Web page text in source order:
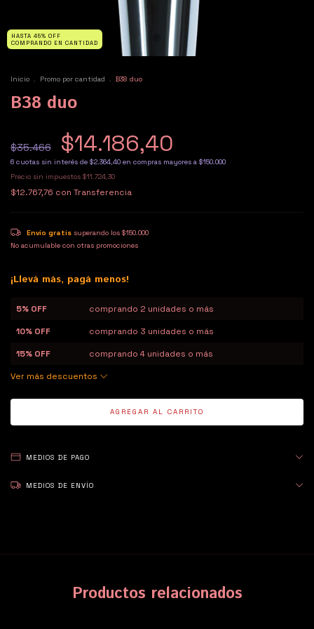
HASTA 45% OFF
COMPRANDO EN CANTIDAD
Inicio . Promo por cantidad . B38 duo
B38 duo
$35.466 $14.186,40
6 cuotas sin interés de $2.364,40
Precio sin impuestos $11.724,30
$12.767,76 con Transferencia
Envío gratis superando los $150.000
No acumulable con otras promociones
¡Llevá más, pagá menos!
5% OFF
comprando 2 unidades o más
10% OFF
comprando 3 unidades o más
15% OFF
comprando 4 unidades o más
Ver más descuentos
MEDIOS DE PAGO
MEDIOS DE ENVÍO
Productos relacionados